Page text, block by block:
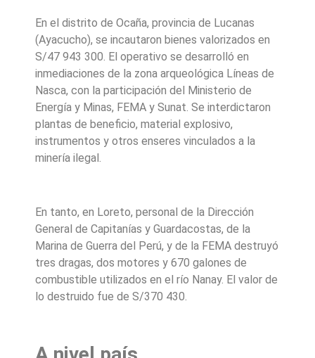
En el distrito de Ocaña, provincia de Lucanas
(Ayacucho), se incautaron bienes valorizados en
S/47 943 300. El operativo se desarrolló en
inmediaciones de la zona arqueológica Líneas de
Nasca, con la participación del Ministerio de
Energía y Minas, FEMA y Sunat. Se interdictaron
plantas de beneficio, material explosivo,
instrumentos y otros enseres vinculados a la
minería ilegal.
En tanto, en Loreto, personal de la Dirección
General de Capitanías y Guardacostas, de la
Marina de Guerra del Perú, y de la FEMA destruyó
tres dragas, dos motores y 670 galones de
combustible utilizados en el río Nanay. El valor de
lo destruido fue de S/370 430.